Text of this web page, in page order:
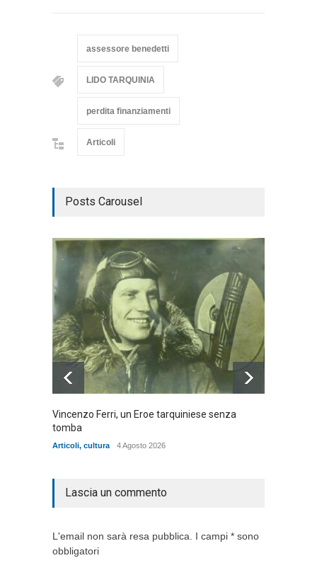
assessore benedetti
LIDO TARQUINIA
perdita finanziamenti
Articoli
Posts Carousel
Vincenzo Ferri, un Eroe tarquiniese senza
tomba
Articoli, cultura 4 Agosto 2026
Lascia un commento
L'email non sarà resa pubblica. I campi * sono
obbligatori